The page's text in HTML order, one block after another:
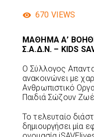
670 VIEWS
ΜΑΘΗΜΑ Α’
Σ.Α.Δ.Ν. – KIDS
Ο Σύλλογος
ανακοινώνει με
Ανθρωπιστικό
Παιδιά Σώζουν
Το τελευταίο
δημιουργήσει μία